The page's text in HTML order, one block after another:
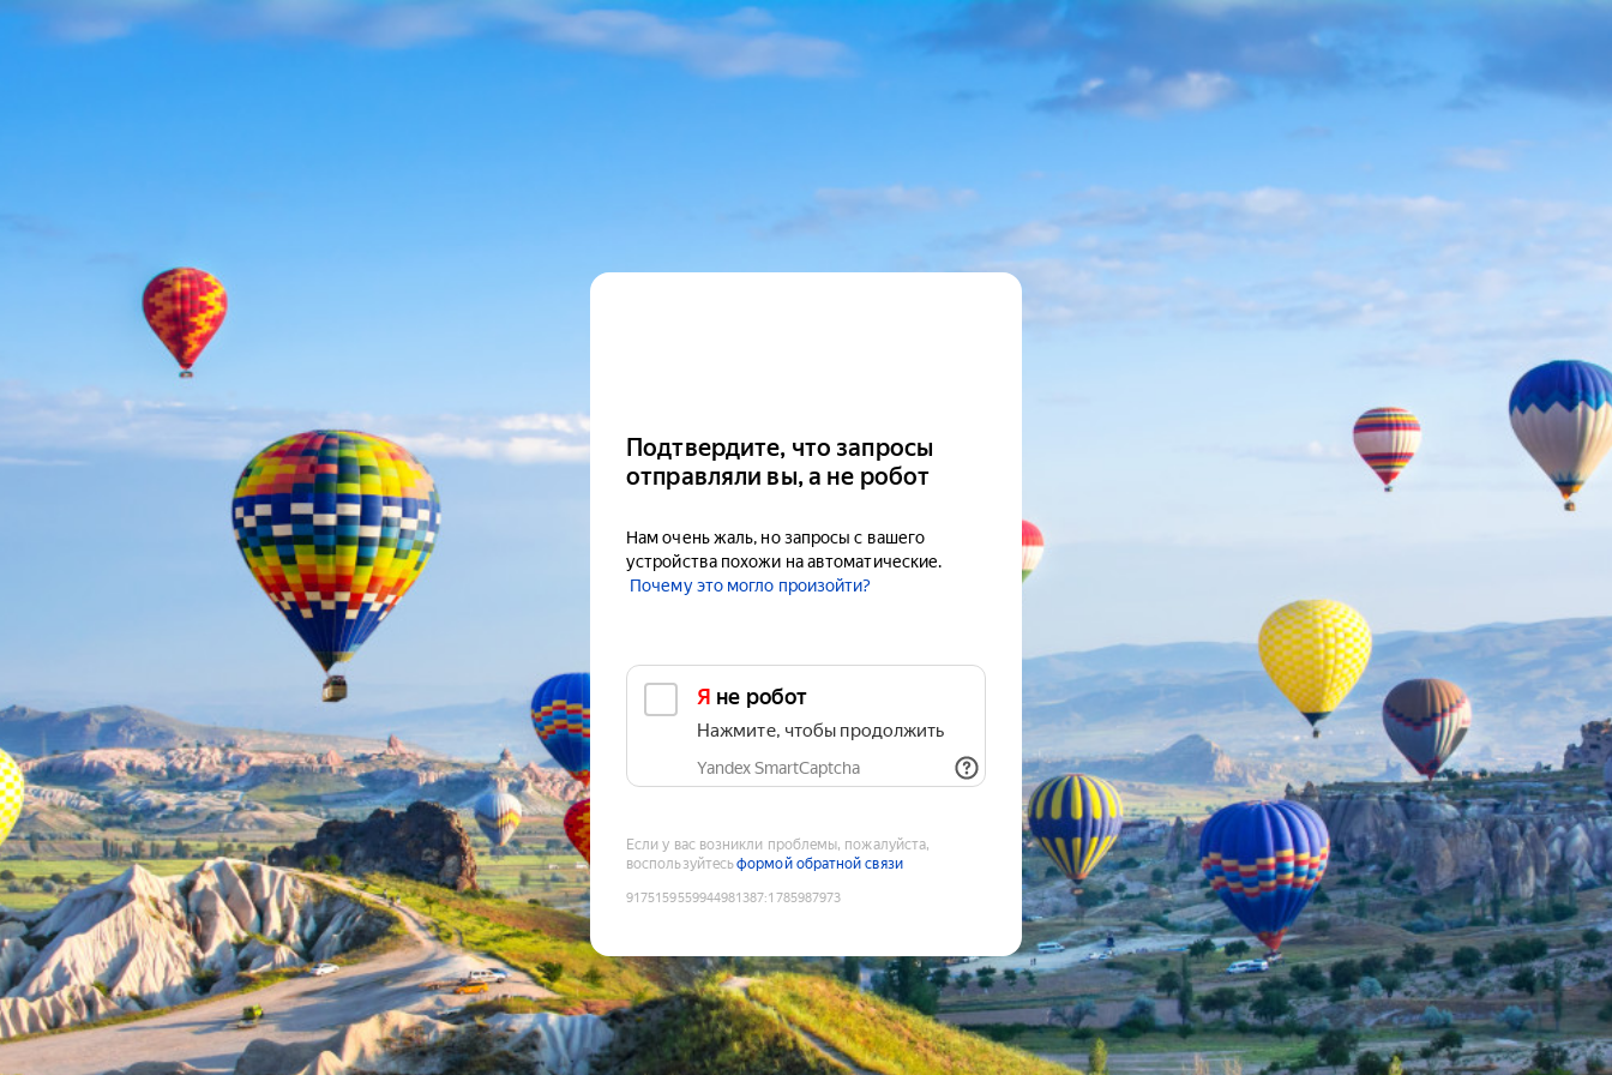
Подтвердите, что запросы
отправляли вы, а не робот
Нам очень жаль, но запросы с вашего
устройства похожи на автоматические.
Почему это могло произойти?
Я не робот
Нажмите, чтобы продолжить
Yandex SmartCaptcha
Если у вас возникли проблемы, пожалуйста,
воспользуйтесьформой обратной связи
9175159559944981387:1785987973